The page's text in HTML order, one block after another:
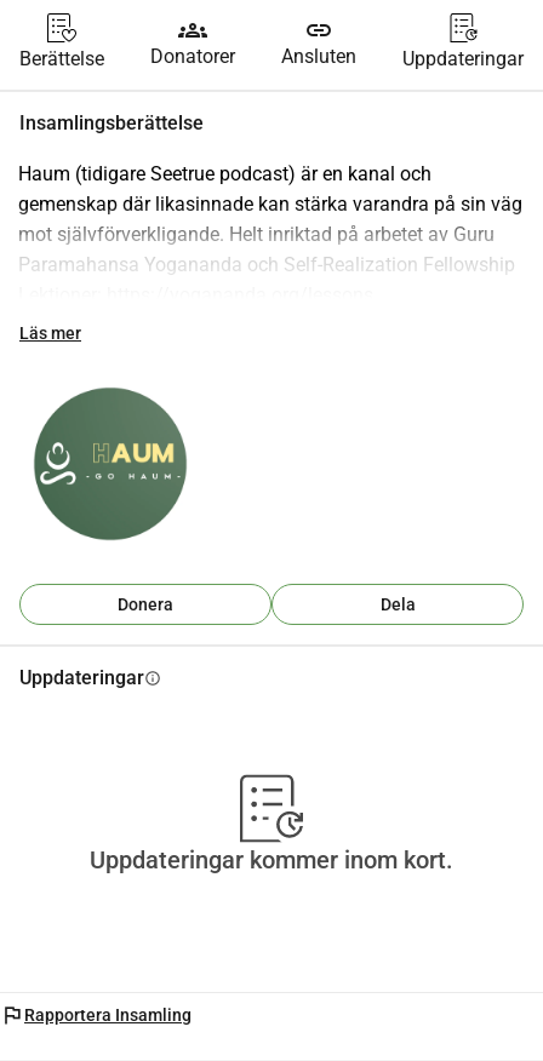
Berättelse
groups
Donatorer
link
Ansluten Uppdateringar
Insamlingsberättelse
Haum (tidigare Seetrue podcast) är en kanal och
gemenskap där likasinnade kan stärka varandra på sin väg
mot självförverkligande. Helt inriktad på arbetet av Guru
Paramahansa Yogananda och Self-Realization Fellowship
Donera här: https://whydonate.com/nl/donate/seetrue-
Släpp taget och låt Gud!
Läs mer
Donera Dela
Uppdateringarinfo
Uppdateringar kommer inom kort.
flag Rapportera Insamling